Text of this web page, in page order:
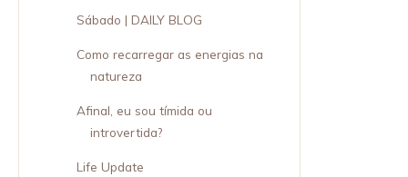
Sábado | DAILY BLOG
Como recarregar as energias na
natureza
Afinal, eu sou tímida ou
introvertida?
Life Update